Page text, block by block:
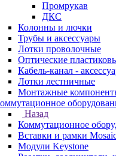
Промрукав
ДКС
Колонны и лючки
Трубы и аксессуары
Лотки проволочные
Оптические
Кабель-канал -
Лотки лестничные
Монтажные
Назад
Коммутационное
Вставки и рамки
Модули Keystone